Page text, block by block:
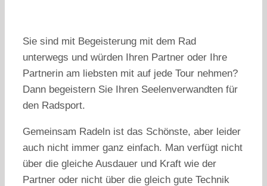
Sie sind mit Begeisterung mit dem Rad
unterwegs und würden Ihren Partner oder Ihre
Partnerin am liebsten mit auf jede Tour nehmen?
Dann begeistern Sie Ihren Seelenverwandten für
den Radsport.
Gemeinsam Radeln ist das Schönste, aber leider
auch nicht immer ganz einfach. Man verfügt nicht
über die gleiche Ausdauer und Kraft wie der
Partner oder nicht über die gleich gute Technik